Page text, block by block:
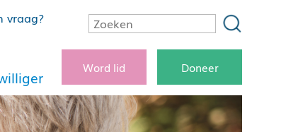
vraag?
Word lid Doneer